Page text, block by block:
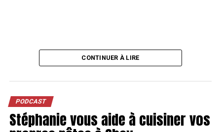
CONTINUER À LIRE
PODCAST
Stéphanie vous aide à cuisiner vos